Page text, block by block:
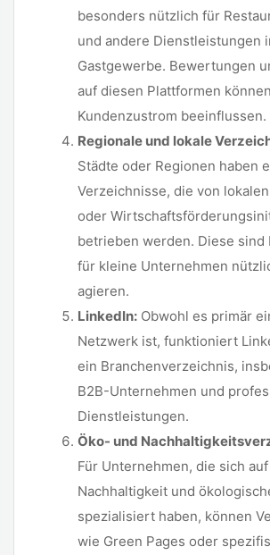
besonders nützlich für
und andere Dienstleistungen
Gastgewerbe. Bewertungen
auf diesen Plattformen
Kundenzustrom beeinflussen.
Regionale und lokale
Städte oder Regionen haben
Verzeichnisse, die von
oder
betrieben werden. Diese sind
für kleine Unternehmen
agieren.
LinkedIn: Obwohl es primär
Netzwerk ist, funktioniert
ein Branchenverzeichnis,
B2B-Unternehmen und
Dienstleistungen.
Öko- und
Für Unternehmen, die sich auf
Nachhaltigkeit und
spezialisiert haben, können
wie Green Pages oder